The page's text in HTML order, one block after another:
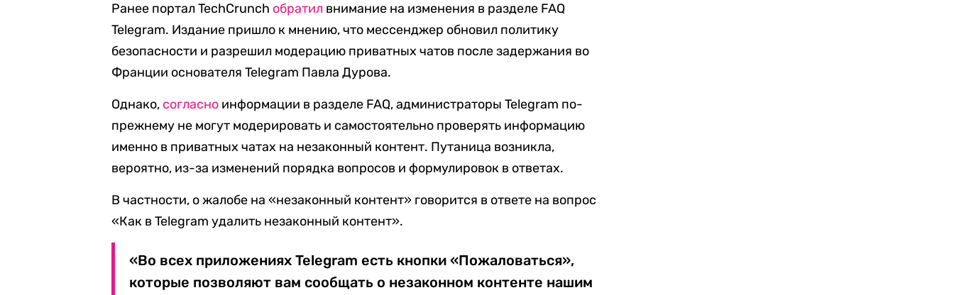
Ранее портал TechCrunch обратил внимание на изменения в разделе FAQ
Telegram. Издание пришло к мнению, что мессенджер обновил политику
безопасности и разрешил модерацию приватных чатов после задержания во
Франции основателя Telegram Павла Дурова.
Однако, согласно информации в разделе FAQ, администраторы Telegram по-
прежнему не могут модерировать и самостоятельно проверять информацию
именно в приватных чатах на незаконный контент. Путаница возникла,
вероятно, из-за изменений порядка вопросов и формулировок в ответах.
В частности, о жалобе на «незаконный контент» говорится в ответе на вопрос
«Как в Telegram удалить незаконный контент».
«Во всех приложениях Telegram есть кнопки «Пожаловаться»,
которые позволяют вам сообщать о незаконном контенте нашим